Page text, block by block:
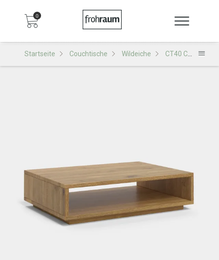
0
Startseite Couchtische Wildeiche CT40 Couchtisch